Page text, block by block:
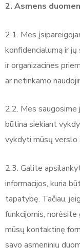
2. Asmens
2.1. Mes
konfidencialumą ir
ir organizacines
ar netinkamo
2.2. Mes
būtina siekiant
vykdyti mūsų verslo
2.3. Galite
informacijos, kuria
tapatybę. Tačiau,
funkcijomis,
mūsų kontaktinę
savo asmeninių